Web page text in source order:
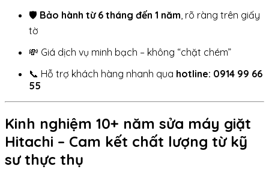
🛡️ Bảo hành từ 6 tháng đến 1 năm, rõ ràng trên giấy
tờ
💸 Giá dịch vụ minh bạch – không “chặt chém”
📞 Hỗ trợ khách hàng nhanh qua hotline: 0914 99 66
55
Kinh nghiệm 10+ năm sửa máy giặt
Hitachi – Cam kết chất lượng từ kỹ
sư thực thụ